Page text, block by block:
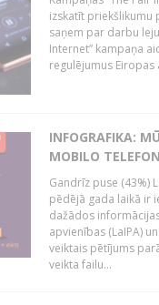
izskatīt priekšlikumu
saņem par darbu
Internet” kampaņa
regulējumus
INFOGRAFIKA:
MOBILO
Gandrīz puse (43%)
pēdējā gada laikā ir
dažādos
apvienības (LaIPA)
veiktais pētījums
veikta failu...